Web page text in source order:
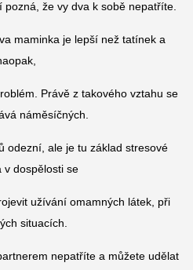
že vy dva k sobě nepatříte.
maminka je lepší než tatínek a
Právě z takového vztahu se
náměsíčných.
odezní, ale je tu základ stresové
v dospělosti se
užívání omamných látek, při
situacích.
nepatříte a můžete udělat